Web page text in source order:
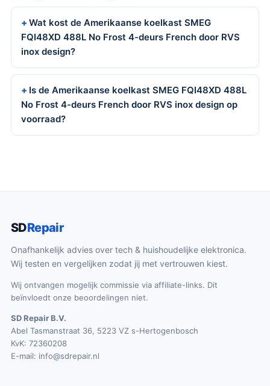
Wat kost de Amerikaanse koelkast SMEG
FQI48XD 488L No Frost 4-deurs French door RVS
inox design?
Is de Amerikaanse koelkast SMEG FQI48XD 488L
No Frost 4-deurs French door RVS inox design op
voorraad?
SDRepair
Onafhankelijk advies over tech & huishoudelijke elektronica.
Wij testen en vergelijken zodat jij met vertrouwen kiest.
Wij ontvangen mogelijk commissie via affiliate-links. Dit
beïnvloedt onze beoordelingen niet.
SD Repair B.V.
Abel Tasmanstraat 36, 5223 VZ s-Hertogenbosch
KvK: 72360208
E-mail: info@sdrepair.nl